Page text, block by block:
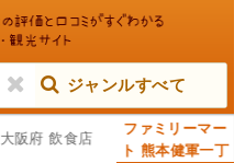
ジャンルすべて
大阪府 飲食店
ファミリーマー
ト 熊本健軍一丁